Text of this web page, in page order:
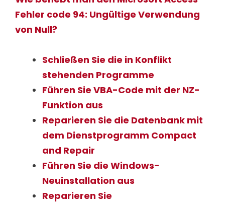
Fehler code 94: Ungültige Verwendung
von Null?
Schließen Sie die in Konflikt
stehenden Programme
Führen Sie VBA-Code mit der NZ-
Funktion aus
Reparieren Sie die Datenbank mit
dem Dienstprogramm Compact
and Repair
Führen Sie die Windows-
Neuinstallation aus
Reparieren Sie